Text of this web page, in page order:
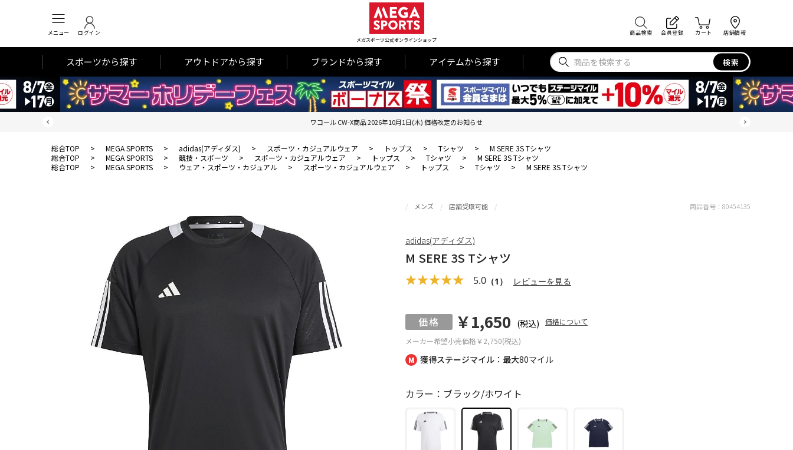
メニュー ログイン
メガスポーツ公式オンラインショップ
商品検索 会員登録 カート 店舗情報
スポーツから探す アウトドアから探す ブランドから探す アイテムから探す 検索
ワコール CW-X商品 2026年10月1日(木) 価格改定のお知らせ
総合TOP > MEGA SPORTS > adidas(アディダス) > スポーツ・カジュアルウェア > トップス > Tシャツ >
M SERE 3S Tシャツ
総合TOP
> MEGA SPORTS > 競技・スポーツ > スポーツ・カジュアルウェア > トップス > Tシャツ >
M SERE 3S Tシャツ
総合TOP
> MEGA SPORTS > ウェア・スポーツ・カジュアル > スポーツ・カジュアルウェア > トップス > Tシャツ > M SERE 3S Tシャツ
獲得ステージマイル：最大80マイル
メンズ 店舗受取可能
M SERE 3S Tシャツ
5.0 （1） レビューを見る
メーカー希望小売価格￥2,750(税込)
￥1,650 (税込) 価格について
カラー：ブラック/ホワイト
商品番号： 80454135
adidas(アディダス)